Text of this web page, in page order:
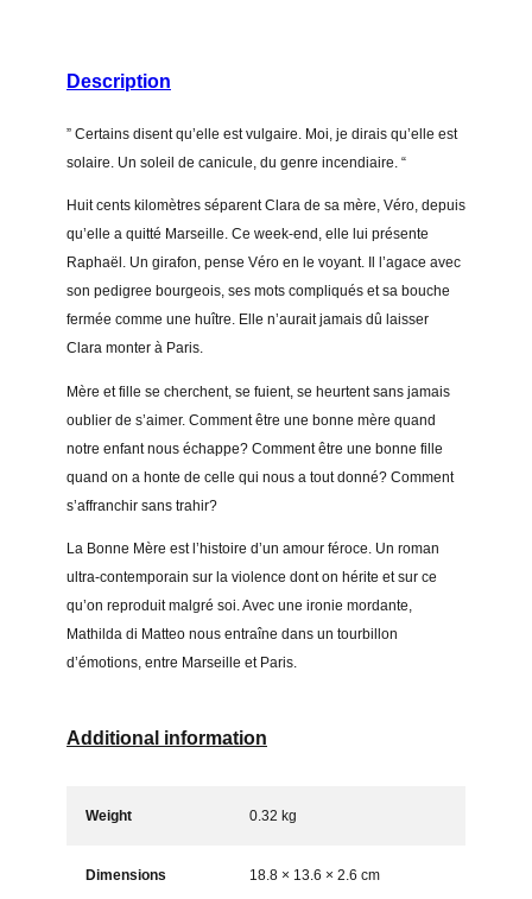
t
Description
” Certains disent qu’elle est vulgaire. Moi, je dirais qu’elle est
solaire. Un soleil de canicule, du genre incendiaire. “
Huit cents kilomètres séparent Clara de sa mère, Véro, depuis
qu’elle a quitté Marseille. Ce week-end, elle lui présente
Raphaël. Un girafon, pense Véro en le voyant. Il l’agace avec
son pedigree bourgeois, ses mots compliqués et sa bouche
fermée comme une huître. Elle n’aurait jamais dû laisser
Clara monter à Paris.
Mère et fille se cherchent, se fuient, se heurtent sans jamais
oublier de s’aimer. Comment être une bonne mère quand
notre enfant nous échappe? Comment être une bonne fille
quand on a honte de celle qui nous a tout donné? Comment
s’affranchir sans trahir?
La Bonne Mère est l’histoire d’un amour féroce. Un roman
ultra-contemporain sur la violence dont on hérite et sur ce
qu’on reproduit malgré soi. Avec une ironie mordante,
Mathilda di Matteo nous entraîne dans un tourbillon
d’émotions, entre Marseille et Paris.
Additional information
Weight 0.32 kg
Dimensions 18.8 × 13.6 × 2.6 cm